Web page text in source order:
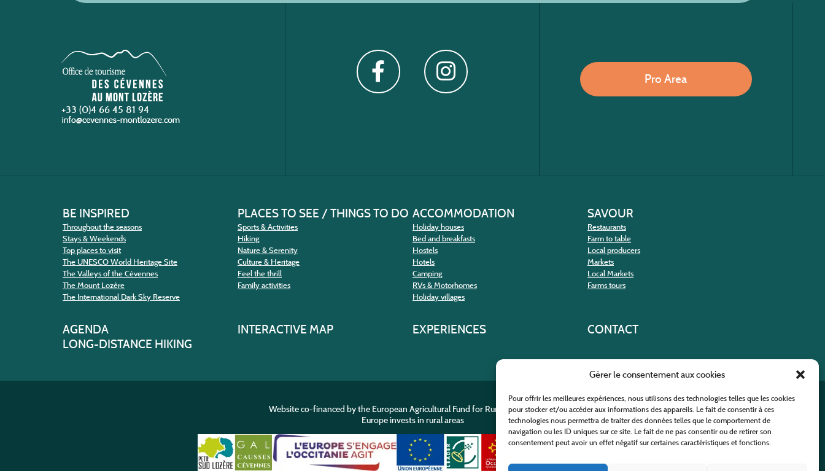
Gérer le consentement aux cookies
Pour offrir les meilleures expériences, nous utilisons des technologies telles que les cookies
pour stocker et/ou accéder aux informations des appareils. Le fait de consentir à ces
technologies nous permettra de traiter des données telles que le comportement de
navigation ou les ID uniques sur ce site. Le fait de ne pas consentir ou de retirer son
consentement peut avoir un effet négatif sur certaines caractéristiques et fonctions.
+33 (0)4 66 45 81 94
Pro Area
BE INSPIRED
Throughout the seasons
Stays & Weekends
Top places to visit
The UNESCO World Heritage Site
The Valleys of the Cévennes
The Mount Lozère
The International Dark Sky Reserve
PLACES TO SEE / THINGS TO DO
Sports & Activities
Hiking
Nature & Serenity
Culture & Heritage
Feel the thrill
Family activities
ACCOMMODATION
Holiday houses
Bed and breakfasts
Hostels
Hotels
Camping
RVs & Motorhomes
Holiday villages
SAVOUR
Restaurants
Farm to table
Local producers
Markets
Local Markets
Farms tours
AGENDA INTERACTIVE MAP EXPERIENCES
CONTACT
LONG-DISTANCE HIKING
Website co-financed by the European Agricultural Fund for Rural Development
Europe invests in rural areas